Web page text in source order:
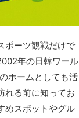
ポーツ観戦だけで
年の日韓ワール
ホームとしても活
れる前に知ってお
めスポットやグル